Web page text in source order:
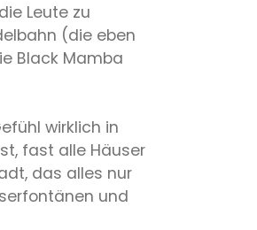
Leute zu
(die eben
Black Mamba
wirklich in
fast alle Häuser
das alles nur
und